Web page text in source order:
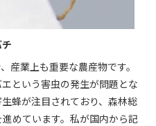
産業上も重要な農産物です。
という害虫の発生が問題とな
蜂が注目されており、森林総
めています。私が国内から記